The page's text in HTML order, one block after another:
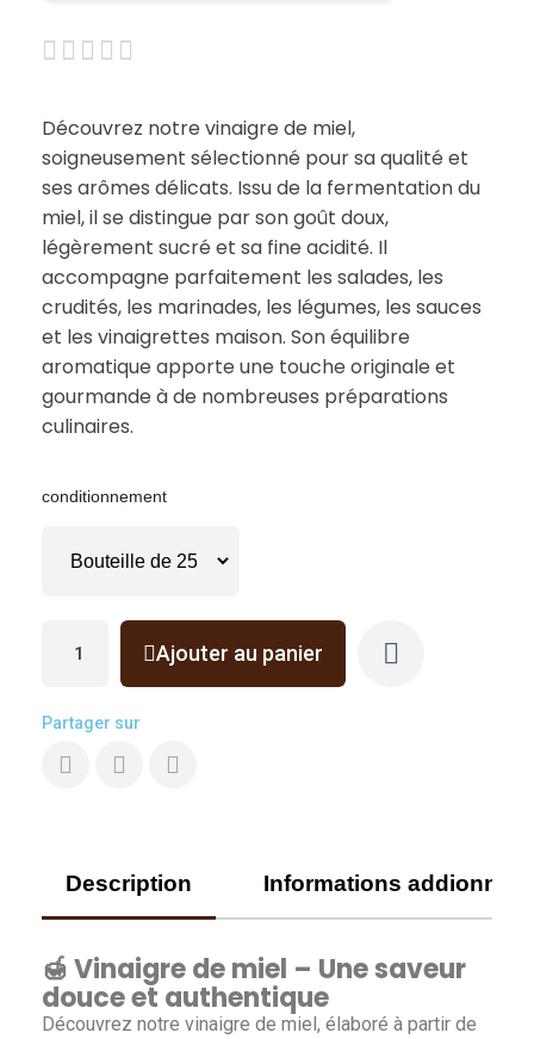
    
Découvrez notre vinaigre de miel,
soigneusement sélectionné pour sa qualité et
ses arômes délicats. Issu de la fermentation du
miel, il se distingue par son goût doux,
légèrement sucré et sa fine acidité. Il
accompagne parfaitement les salades, les
crudités, les marinades, les légumes, les sauces
et les vinaigrettes maison. Son équilibre
aromatique apporte une touche originale et
gourmande à de nombreuses préparations
culinaires.
conditionnement
Ajouter au panier
Partager sur
Description Informations
🍯 Vinaigre de miel – Une saveur
douce et authentique
Découvrez notre vinaigre de miel, élaboré à partir de